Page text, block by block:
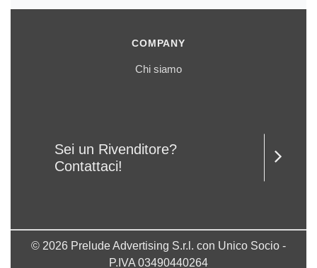
COMPANY
Chi siamo
Sei un Rivenditore?
Contattaci!
© 2026 Prelude Advertising S.r.l. con Unico Socio -
P.IVA 03490440264